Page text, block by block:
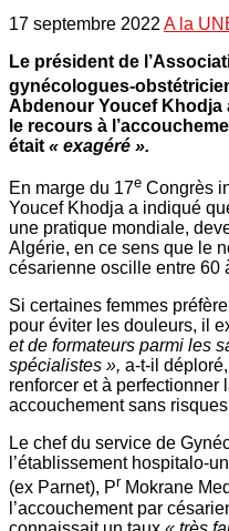
17 septembre 2022 A la
Le président de
gynécologues-
Abdenour Youcef Khodja
le recours à
était « exagéré ».
En marge du 17e Congrès
Youcef Khodja a indiqué
une pratique mondiale,
Algérie, en ce sens que le
césarienne oscille entre 60
Si certaines femmes
pour éviter les douleurs, il
et de formateurs parmi les
spécialistes », a-t-il
renforcer et à perfectionner
accouchement sans
Le chef du service de
l’établissement hospitalo-
(ex Parnet), Pr Mokrane
l’accouchement par